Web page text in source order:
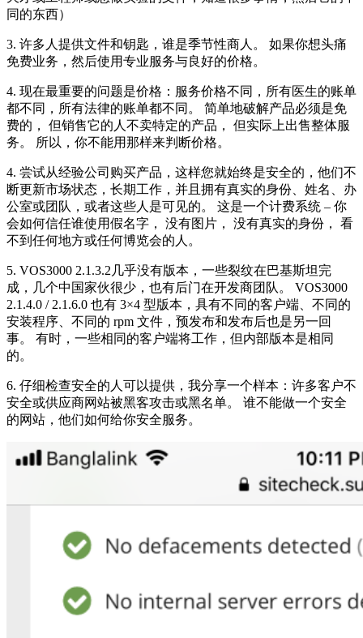
同的东西）
3. 许多人提供文件和钥匙，谁是季节性商人。 如果你想头痛
免费业务，然后使用专业服务与良好的价格。
4. 现在最重要的问题是价格：服务价格不同，所有医生的账单
都不同，所有法律的账单都不同。 简单地破解产品必须是免
费的， 但销售它的人不卖特定的产品， 但实际上出售整体服
务。 所以，你不能用那样来判断价格。
4. 尝试从经验公司购买产品，这样您就始终是安全的，他们不
断更新市场状态，长期工作，并且拥有真实的身份、姓名、办
公室或团队，或者这些人是可见的。 这是一个计费系统 – 你
会如何信任谁使用假名字， 没有图片， 没有真实的身份， 看
不到任何地方或任何博览会的人。
5. VOS3000 2.1.3.2几乎没有版本，一些裂纹在巴基斯坦完
成，几个中国家伙很少，也有后门在开发商团队。 VOS3000
2.1.4.0 / 2.1.6.0 也有 3×4 型版本，具有不同的客户端、不同的
安装程序、不同的 rpm 文件，预发布和发布后也是另一回
事。 有时，一些相同的客户端将工作，但内部版本是相同
的。
6. 仔细检查安全的人可以提供，我分享一个样本：许多客户不
安全或供应商网站被黑客攻击或黑名单。 谁不能做一个安全
的网站，他们如何给你安全服务。